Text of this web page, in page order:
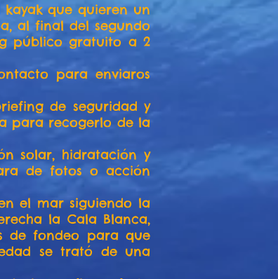
que quieren un
al final del segundo
público gratuito a 2
para enviaros
de seguridad y
para recogerlo de la
solar, hidratación y
de fotos o acción
el mar siguiendo la
la Cala Blanca,
de fondeo para que
se trató de una